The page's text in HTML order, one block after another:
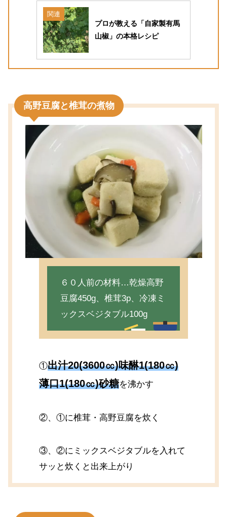
関連
プロが教える「自家製有馬
山椒」の本格レシピ
高野豆腐と椎茸の煮物
６０人前の材料…乾燥高野
豆腐450g、椎茸3p、冷凍ミ
ックスベジタブル100g
①出汁20(3600㏄)味醂1(180㏄)
薄口1(180㏄)砂糖を沸かす
②、①に椎茸・高野豆腐を炊く
③、②にミックスベジタブルを入れて
サッと炊くと出来上がり